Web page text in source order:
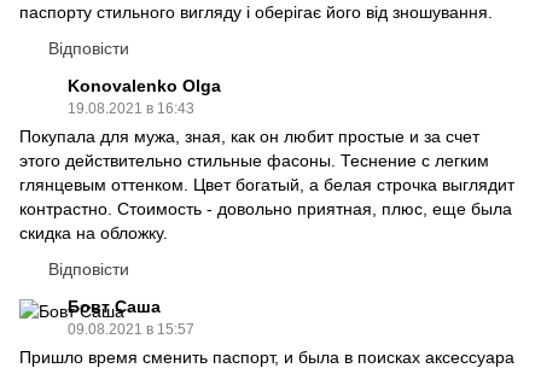
паспорту стильного вигляду і оберігає його від зношування.
Відповісти
Konovalenko Olga
19.08.2021 в 16:43
Покупала для мужа, зная, как он любит простые и за счет
этого действительно стильные фасоны. Теснение с легким
глянцевым оттенком. Цвет богатый, а белая строчка выглядит
контрастно. Стоимость - довольно приятная, плюс, еще была
скидка на обложку.
Відповісти
Бовт Саша
09.08.2021 в 15:57
Пришло время сменить паспорт, и была в поисках аксессуара